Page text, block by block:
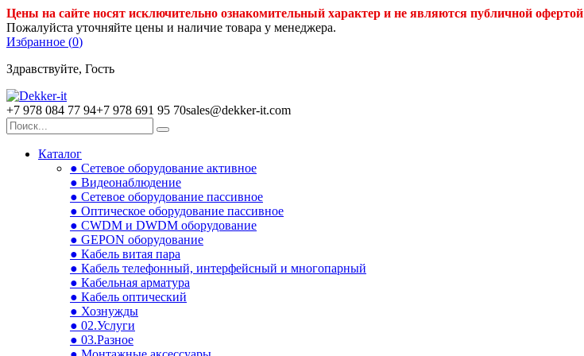
Цены на сайте носят исключительно ознакомительный характер и не являются публичной офертой
Пожалуйста уточняйте цены и наличие товара у менеджера.
Избранное (0)
Здравствуйте, Гость
+7 978 084 77 94+7 978 691 95 70sales@dekker-it.com
Каталог
● Сетевое оборудование активное
● Видеонаблюдение
● Сетевое оборудование пассивное
● Оптическое оборудование пассивное
● CWDM и DWDM оборудование
● GEPON оборудование
● Кабель витая пара
● Кабель телефонный, интерфейсный и многопарный
● Кабельная арматура
● Кабель оптический
● Хознужды
● 02.Услуги
● 03.Разное